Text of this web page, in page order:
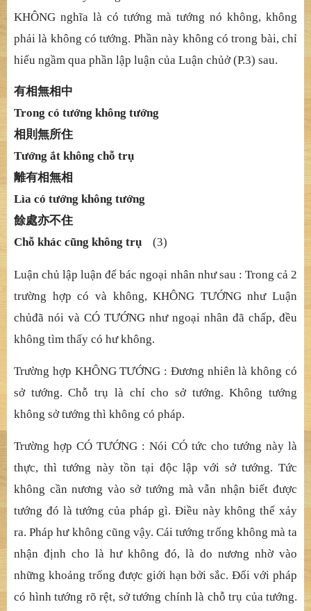
KHÔNG nghĩa là có tướng mà tướng nó không, không
phải là không có tướng. Phần này không có trong bài, chỉ
hiểu ngầm qua phần lập luận của Luận chủở(P.3) sau.
有相無相中
Trong có tướng không tướng
相則無所住
Tướng ắt không chỗ trụ
離有相無相
Lìa có tướng không tướng
餘處亦不住
Chỗ khác cũng không trụ (3)
Luận chủ lập luậnđể bác ngoại nhân như sau : Trong cả2
trường hợp có và không, KHÔNG TƯỚNG như Luận
chủđã nói và CÓ TƯỚNG như ngoại nhân đã chấp, đều
không tìm thấy có hư không.
Trường hợp KHÔNG TƯỚNG : Đương nhiên là không có
sởtướng. Chỗ trụ là chỉcho sởtướng. Không tướng
không sởtướng thì không có pháp.
Trường hợp CÓ TƯỚNG : Nói CÓ tức cho tướng này là
thực, thì tướng này tồn tại độc lập với sởtướng. Tức
không cần nương vào sởtướng mà vẫn nhận biếtđược
tướng đó là tướng của pháp gì. Điều này không thể xảy
ra. Pháp hư không cũng vậy. Cái tướng trống không mà ta
nhận định cho là hư không đó, là do nương nhờvào
những khoảng trống được giới hạn bởi sắc.Đối với pháp
có hình tướng rõ rệt, sởtướng chính là chỗ trụ của tướng.